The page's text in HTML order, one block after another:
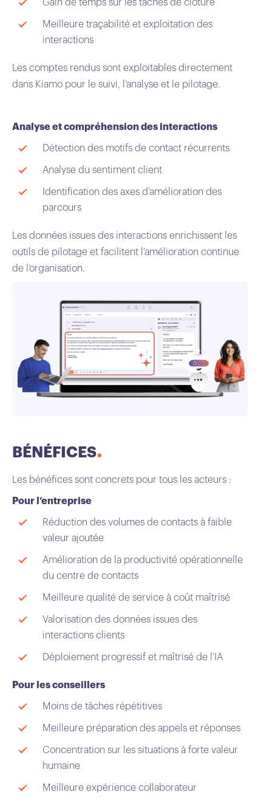
Gain de temps sur les tâches de clôture
Meilleure traçabilité et exploitation des
interactions
Les comptes rendus sont exploitables directement
dans Kiamo pour le suivi, l’analyse et le pilotage.
Analyse et compréhension des interactions
Détection des motifs de contact récurrents
Analyse du sentiment client
Identification des axes d’amélioration des
parcours
Les données issues des interactions enrichissent les
outils de pilotage et facilitent l’amélioration continue
de l’organisation.
BÉNÉFICES
Les bénéfices sont concrets pour tous les acteurs :
Pour l’entreprise
Réduction des volumes de contacts à faible
valeur ajoutée
Amélioration de la productivité opérationnelle
du centre de contacts
Meilleure qualité de service à coût maîtrisé
Valorisation des données issues des
interactions clients
Déploiement progressif et maîtrisé de l’IA
Pour les conseillers
Moins de tâches répétitives
Meilleure préparation des appels et réponses
Concentration sur les situations à forte valeur
humaine
Meilleure expérience collaborateur